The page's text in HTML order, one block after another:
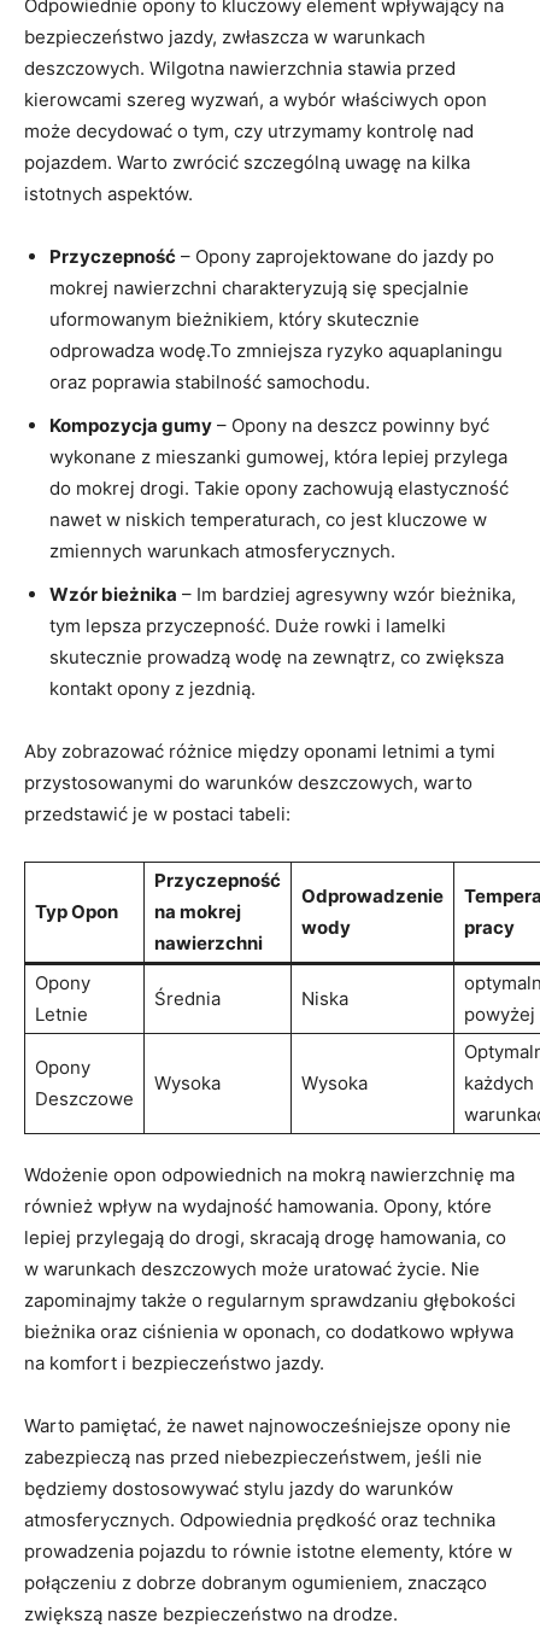
Odpowiednie opony to kluczowy element wpływający na
bezpieczeństwo jazdy, zwłaszcza w warunkach
deszczowych. Wilgotna nawierzchnia stawia przed
kierowcami szereg wyzwań, a wybór właściwych opon
może decydować o tym, czy utrzymamy kontrolę nad
pojazdem. Warto zwrócić szczególną uwagę na kilka
istotnych aspektów.
Przyczepność – Opony zaprojektowane do jazdy po
mokrej nawierzchni charakteryzują się specjalnie
uformowanym bieżnikiem, który skutecznie
odprowadza wodę.To zmniejsza ryzyko aquaplaningu
oraz poprawia stabilność samochodu.
Kompozycja gumy – Opony na deszcz powinny być
wykonane z mieszanki gumowej, która lepiej przylega
do mokrej drogi. Takie opony zachowują elastyczność
nawet w niskich temperaturach, co jest kluczowe w
zmiennych warunkach atmosferycznych.
Wzór bieżnika – Im bardziej agresywny wzór bieżnika,
tym lepsza przyczepność. Duże rowki i lamelki
skutecznie prowadzą wodę na zewnątrz, co zwiększa
kontakt opony z jezdnią.
Aby zobrazować różnice między oponami letnimi a tymi
przystosowanymi do warunków deszczowych, warto
przedstawić je w postaci tabeli:
Typ Opon
Przyczepność
na mokrej
nawierzchni
Odprowadzenie
wody
pracy
Opony
Letnie
Średnia Niska
powyżej
Opony
Deszczowe
Wysoka Wysoka
każdych
Wdożenie opon odpowiednich na mokrą nawierzchnię ma
również wpływ na wydajność hamowania. Opony, które
lepiej przylegają do drogi, skracają drogę hamowania, co
w warunkach deszczowych może uratować życie. Nie
zapominajmy także o regularnym sprawdzaniu głębokości
bieżnika oraz ciśnienia w oponach, co dodatkowo wpływa
na komfort i bezpieczeństwo jazdy.
Warto pamiętać, że nawet najnowocześniejsze opony nie
zabezpieczą nas przed niebezpieczeństwem, jeśli nie
będziemy dostosowywać stylu jazdy do warunków
atmosferycznych. Odpowiednia prędkość oraz technika
prowadzenia pojazdu to równie istotne elementy, które w
połączeniu z dobrze dobranym ogumieniem, znacząco
zwiększą nasze bezpieczeństwo na drodze.